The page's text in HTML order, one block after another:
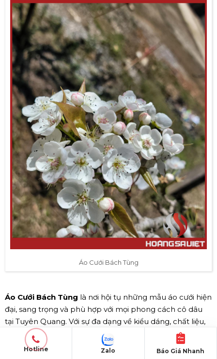
Áo Cưới Bách Tùng
Áo Cưới Bách Tùng là nơi hội tụ những mẫu áo cưới hiện
đại, sang trọng và phù hợp với mọi phong cách cô dâu
tại Tuyên Quang. Với sự đa dạng về kiểu dáng, chất liệu,
Áo Cưới Bách Tùng
luôn sẵn sàng đáp ứng mọi nhu cầu,
từ truyền thống đến hiện đại. Đội ngũ tư vấn nhiệt tình,
Hotline Báo Giá Nhanh
Zalo